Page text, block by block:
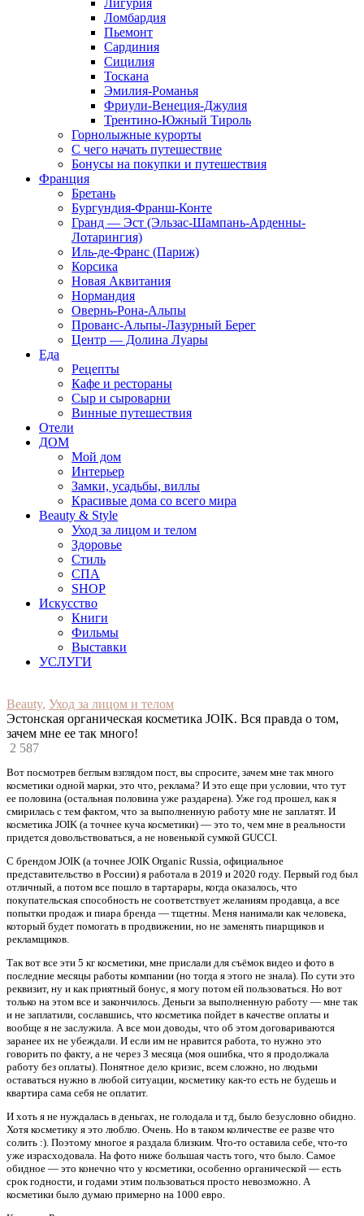
Лигурия
Ломбардия
Пьемонт
Сардиния
Сицилия
Тоскана
Эмилия-Романья
Фриули-Венеция-Джулия
Трентино-Южный Тироль
Горнолыжные курорты
С чего начать путешествие
Бонусы на покупки и путешествия
Франция
Бретань
Бургундия-Франш-Конте
Гранд — Эст (Эльзас-Шампань-Арденны-
Лотарингия)
Иль-де-Франс (Париж)
Корсика
Новая Аквитания
Нормандия
Овернь-Рона-Альпы
Прованс-Альпы-Лазурный Берег
Центр — Долина Луары
Еда
Рецепты
Кафе и рестораны
Сыр и сыроварни
Винные путешествия
Отели
ДОМ
Мой дом
Интерьер
Замки, усадьбы, виллы
Красивые дома со всего мира
Beauty & Style
Уход за лицом и телом
Здоровье
Стиль
СПА
SHOP
Искусство
Книги
Фильмы
Выставки
УСЛУГИ
Beauty, Уход за лицом и телом
Эстонская органическая косметика JOIK. Вся правда о том,
зачем мне ее так много!
2 587
Вот посмотрев беглым взглядом пост, вы спросите, зачем мне так много
косметики одной марки, это что, реклама? И это еще при условии, что тут
ее половина (остальная половина уже раздарена). Уже год прошел, как я
смирилась с тем фактом, что за выполненную работу мне не заплатят. И
косметика JOIK (а точнее куча косметики) — это то, чем мне в реальности
придется довольствоваться, а не новенькой сумкой GUCCI.
С брендом JOIK (а точнее JOIK Organic Russia, официальное
представительство в России) я работала в 2019 и 2020 году. Первый год был
отличный, а потом все пошло в тартарары, когда оказалось, что
покупательская способность не соответствует желаниям продавца, а все
попытки продаж и пиара бренда — тщетны. Меня нанимали как человека,
который будет помогать в продвижении, но не заменять пиарщиков и
рекламщиков.
Так вот все эти 5 кг косметики, мне прислали для съёмок видео и фото в
последние месяцы работы компании (но тогда я этого не знала). По сути это
реквизит, ну и как приятный бонус, я могу потом ей пользоваться. Но вот
только на этом все и закончилось. Деньги за выполненную работу — мне так
и не заплатили, сославшись, что косметика пойдет в качестве оплаты и
вообще я не заслужила. А все мои доводы, что об этом договариваются
заранее их не убеждали. И если им не нравится работа, то нужно это
говорить по факту, а не через 3 месяца (моя ошибка, что я продолжала
работу без оплаты). Понятное дело кризис, всем сложно, но людьми
оставаться нужно в любой ситуации, косметику как-то есть не будешь и
квартира сама себя не оплатит.
И хоть я не нуждалась в деньгах, не голодала и тд, было безусловно обидно.
Хотя косметику я это люблю. Очень. Но в таком количестве ее разве что
солить :). Поэтому многое я раздала близким. Что-то оставила себе, что-то
уже израсходовала. На фото ниже большая часть того, что было. Самое
обидное — это конечно что у косметики, особенно органической — есть
срок годности, и годами этим пользоваться просто невозможно. А
косметики было думаю примерно на 1000 евро.